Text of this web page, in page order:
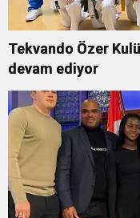
Tekvando Özer
devam ediyor